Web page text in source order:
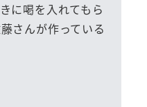
に喝を入れてもら
さんが作っている